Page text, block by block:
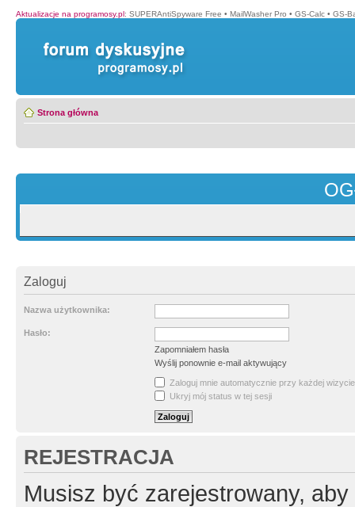
Aktualizacje na programosy.pl: SUPERAntiSpyware Free • MailWasher Pro • GS-Calc • GS-
Strona główna
Zaloguj
Nazwa użytkownika:
Hasło:
Zapomniałem hasła
Wyślij ponownie e-mail aktywujący
Zaloguj mnie automatycznie przy każdej wizycie
Ukryj mój status w tej sesji
REJESTRACJA
Musisz być zarejestrowany,